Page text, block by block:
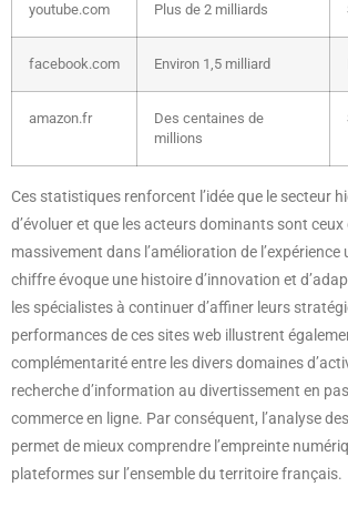
youtube.com Plus de 2 milliards
facebook.com Environ 1,5 milliard
amazon.fr
Des centaines de
millions
Ces statistiques renforcent l’idée que le secteur
d’évoluer et que les acteurs dominants sont
massivement dans l’amélioration de
chiffre évoque une histoire d’innovation et
les spécialistes à continuer d’affiner leurs
performances de ces sites web illustrent
complémentarité entre les divers domaines
recherche d’information au divertissement en
commerce en ligne. Par conséquent, l’analyse
permet de mieux comprendre l’empreinte
plateformes sur l’ensemble du territoire français.